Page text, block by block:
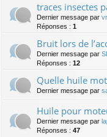
traces insectes
Dernier message par
Réponses : 1
Bruit lors de
Dernier message par
Réponses : 12
Quelle huile
Dernier message par
Huile pour
Dernier message par
Réponses : 47